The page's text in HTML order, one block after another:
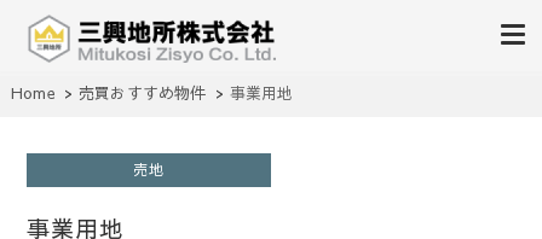
三興地所株式会社
不動産の売買、賃貸、仲介、管理
Home 売買おすすめ物件 事業用地
売地
事業用地